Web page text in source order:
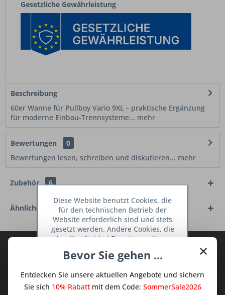
Gesetzliche Gewährleistung
Beschreibung
60er Wanne für Pullboy Vario 9XL – praktische Ergänzung
für moderne Einbau-Trennsysteme... mehr
Bewertungen
0
Bewertungen lesen, schreiben und diskutieren... mehr
Zubehör 6
Ähnliche Artikel
TraumKüche Newsletter und verpassen
Sie keine Neuigkeit oder Aktion mehr aus
dem Traum Küchen - Shop.
×
Bevor Sie gehen ...
Entdecken Sie unsere aktuellen Angebote und sichern
Sie sich 10% Rabattmit dem Code: SommerSale2026
Diese Website benutzt Cookies, die
für den technischen Betrieb der
Website erforderlich sind und stets
gesetzt werden. Andere Cookies, die
den Komfort bei Benutzung dieser
dienen oder die Interaktion mit
Netzwerken vereinfachen sollen,
werden nur mit Ihrer Zustimmung